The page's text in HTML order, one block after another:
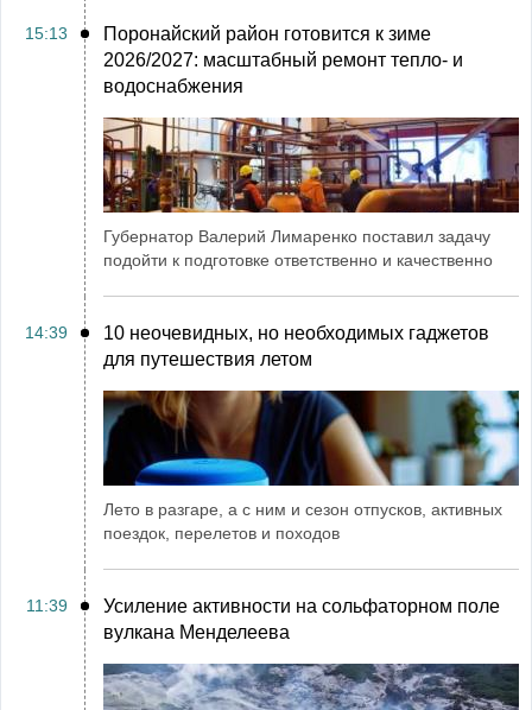
15:13
Поронайский район готовится к зиме
2026/2027: масштабный ремонт тепло- и
водоснабжения
Губернатор Валерий Лимаренко поставил задачу
подойти к подготовке ответственно и качественно
14:39
10 неочевидных, но необходимых гаджетов
для путешествия летом
Лето в разгаре, а с ним и сезон отпусков, активных
поездок, перелетов и походов
11:39
Усиление активности на сольфаторном поле
вулкана Менделеева